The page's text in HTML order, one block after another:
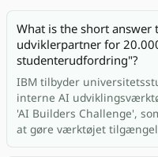
What is the short
udviklerpartner for
studenterudfordring"?
IBM tilbyder
interne AI
'AI Builders Challenge',
at gøre værktøjet